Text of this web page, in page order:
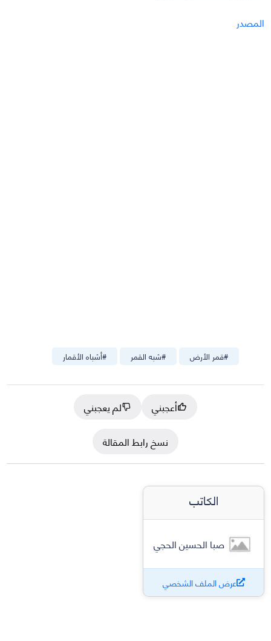
المصدر
#أشباه الأقمار #شبه القمر #قمر الأرض
أعجبني
لم يعجبني
نسخ رابط المقالة
الكاتب
صبا الحسين الحجي
عرض الملف الشخصي